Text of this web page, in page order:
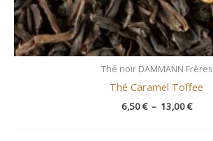
Thé noir DAMMANN Frères
Thé Caramel Toffee
6,50€ – 13,00€